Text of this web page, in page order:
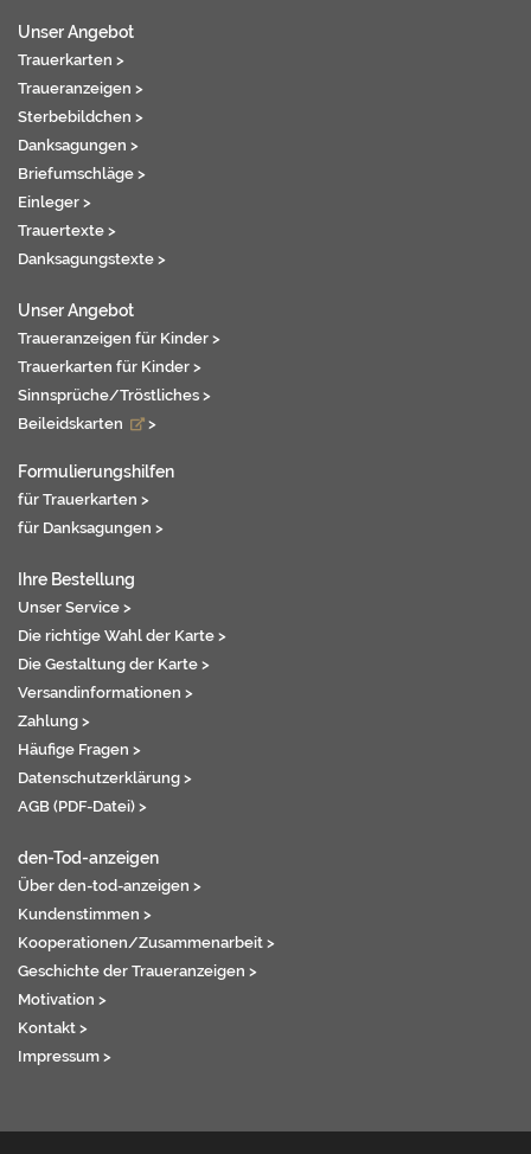
Unser Angebot
Trauerkarten >
Traueranzeigen >
Sterbebildchen >
Danksagungen >
Briefumschläge >
Einleger >
Trauertexte >
Danksagungstexte >
Unser Angebot
Traueranzeigen für Kinder >
Trauerkarten für Kinder >
Sinnsprüche/Tröstliches >
Beileidskarten
>
Formulierungshilfen
für Trauerkarten >
für Danksagungen >
Ihre Bestellung
Unser Service >
Die richtige Wahl der Karte >
Die Gestaltung der Karte >
Versandinformationen >
Zahlung >
Häufige Fragen >
Datenschutzerklärung >
AGB (PDF-Datei) >
den-Tod-anzeigen
Über den-tod-anzeigen >
Kundenstimmen >
Kooperationen/Zusammenarbeit >
Geschichte der Traueranzeigen >
Motivation >
Kontakt >
Impressum >